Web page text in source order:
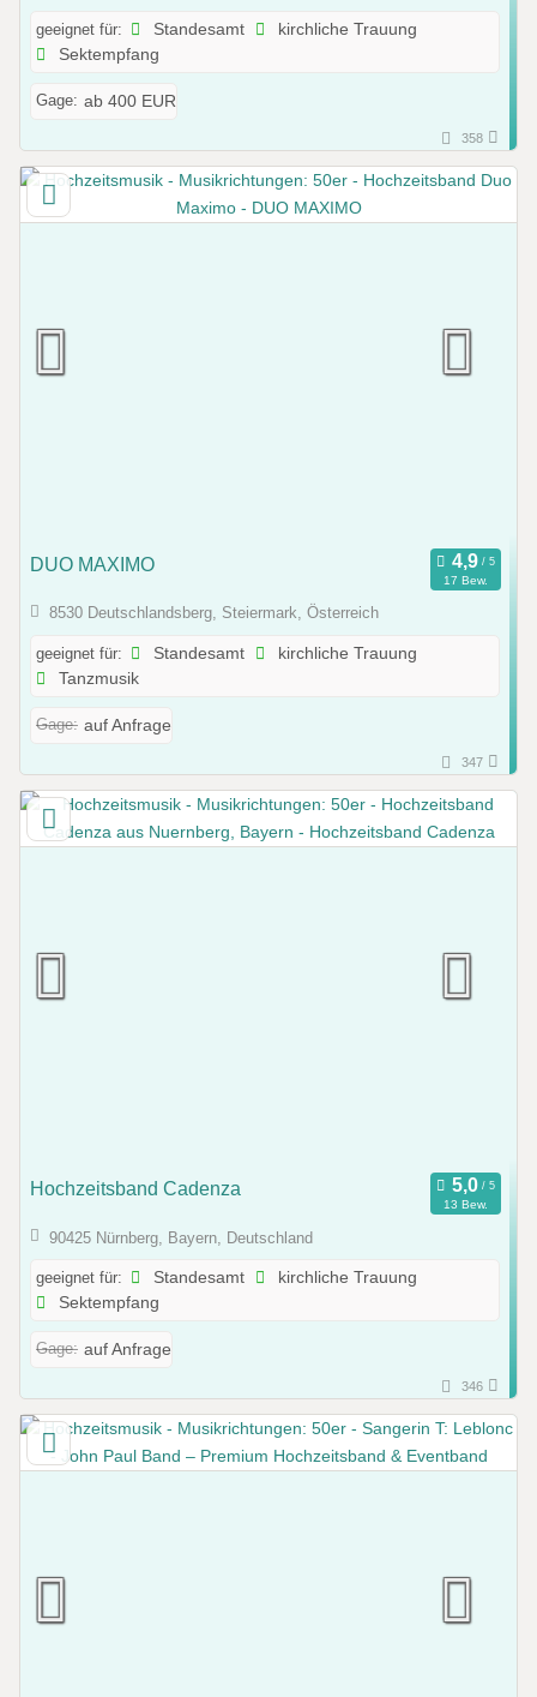
geeignet für: Standesamt
kirchliche Trauung
Sektempfang
Gage: ab 400 EUR
358
DUO MAXIMO
17 Bew.
8530 Deutschlandsberg, Steiermark, Österreich
geeignet für: Standesamt
kirchliche Trauung
Tanzmusik
Gage: auf Anfrage
347
Hochzeitsband Cadenza
13 Bew.
90425 Nürnberg, Bayern, Deutschland
geeignet für: Standesamt
kirchliche Trauung
Sektempfang
Gage: auf Anfrage
346